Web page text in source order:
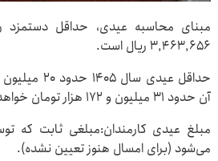
۳٬۴۶۳٬۶۵۶ ریال است.
آن حدود ۳۱ میلیون و ۱۷۲ هزار تومان خواهد بود.
مبلغ عیدی کارمندان:مبلغی ثابت
می‌شود (برای امسال هنوز تعیین نشده).